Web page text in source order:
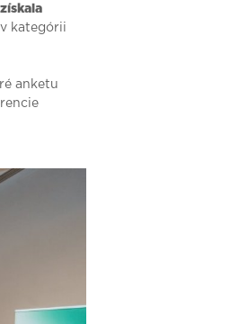
kategórii
anketu